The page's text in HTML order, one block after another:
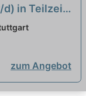
d) in Teilzeit
in einer
zum Angebot